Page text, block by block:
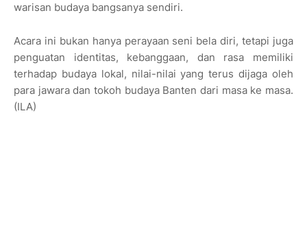
warisan budaya bangsanya sendiri.
Acara ini bukan hanya perayaan seni bela diri, tetapi juga
penguatan identitas, kebanggaan, dan rasa memiliki
terhadap budaya lokal, nilai-nilai yang terus dijaga oleh
para jawara dan tokoh budaya Banten dari masa ke masa.
(ILA)